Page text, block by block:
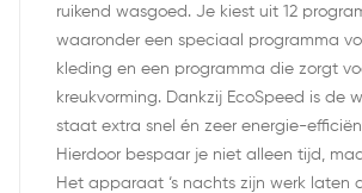
ruikend wasgoed. Je kiest uit 12
waaronder een speciaal programma
kleding en een programma die zorgt
kreukvorming. Dankzij EcoSpeed is de
staat extra snel én zeer energie-
Hierdoor bespaar je niet alleen tijd,
Het apparaat ‘s nachts zijn werk laten